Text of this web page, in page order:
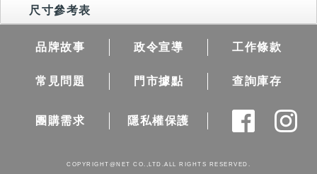
尺寸參考表
品牌故事 政令宣導 工作條款
常見問題 門市據點 查詢庫存
團購需求 隱私權保護
COPYRIGHT@NET CO.,LTD.ALL RIGHTS RESERVED.